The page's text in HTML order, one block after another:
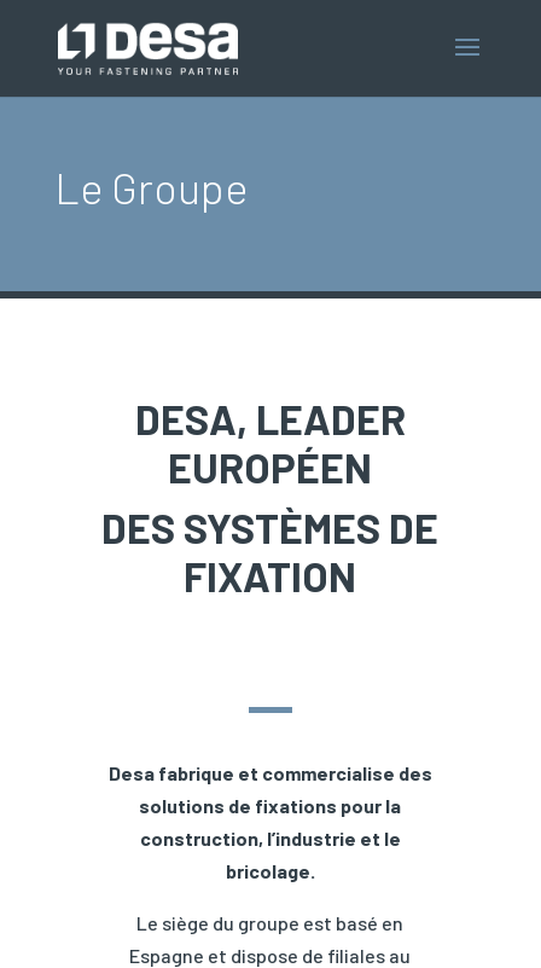
Le Groupe
DESA, LEADER
EUROPÉEN
DES SYSTÈMES DE
FIXATION
Desa fabrique et commercialise des
solutions de fixations pour la
construction, l’industrie et le
bricolage.
Le siège du groupe est basé en
Espagne et dispose de filiales au